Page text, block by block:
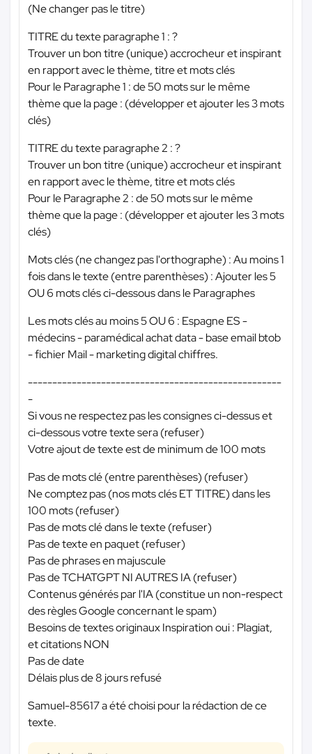
(Ne changer pas le titre)
TITRE du texte paragraphe 1 : ?
Trouver un bon titre (unique) accrocheur et inspirant
en rapport avec le thème, titre et mots clés
Pour le Paragraphe 1 : de 50 mots sur le même
thème que la page : (développer et ajouter les 3 mots
clés)
TITRE du texte paragraphe 2 : ?
Trouver un bon titre (unique) accrocheur et inspirant
en rapport avec le thème, titre et mots clés
Pour le Paragraphe 2 : de 50 mots sur le même
thème que la page : (développer et ajouter les 3 mots
clés)
Mots clés (ne changez pas l'orthographe) : Au moins 1
fois dans le texte (entre parenthèses) : Ajouter les 5
OU 6 mots clés ci-dessous dans le Paragraphes
Les mots clés au moins 5 OU 6 : Espagne ES -
médecins - paramédical achat data - base email btob
- fichier Mail - marketing digital chiffres.
----------------------------------------------------
-
Si vous ne respectez pas les consignes ci-dessus et
ci-dessous votre texte sera (refuser)
Votre ajout de texte est de minimum de 100 mots
Pas de mots clé (entre parenthèses) (refuser)
Ne comptez pas (nos mots clés ET TITRE) dans les
100 mots (refuser)
Pas de mots clé dans le texte (refuser)
Pas de texte en paquet (refuser)
Pas de phrases en majuscule
Pas de TCHATGPT NI AUTRES IA (refuser)
Contenus générés par l'IA (constitue un non-respect
des règles Google concernant le spam)
Besoins de textes originaux Inspiration oui : Plagiat,
et citations NON
Pas de date
Délais plus de 8 jours refusé
Samuel-85617 a été choisi pour la rédaction de ce
texte.